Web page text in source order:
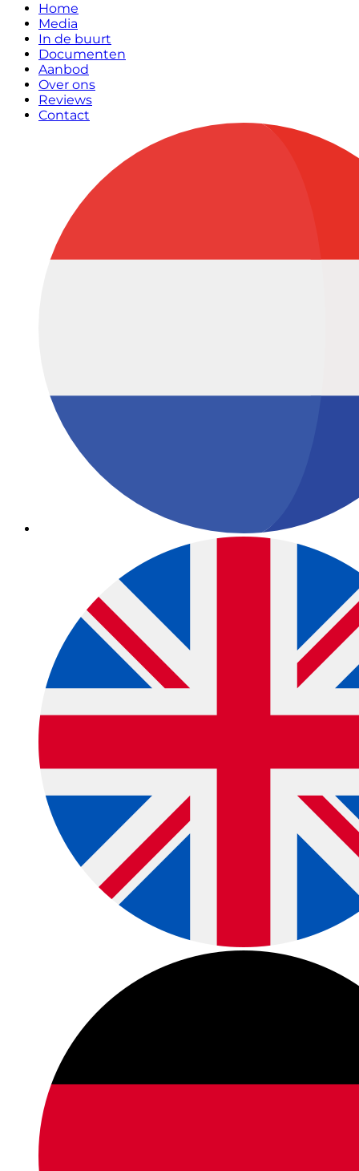
Home
Media
In de buurt
Documenten
Aanbod
Over ons
Reviews
Contact